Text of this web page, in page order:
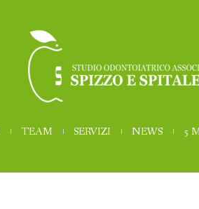
TEAM SERVIZI NEWS 5